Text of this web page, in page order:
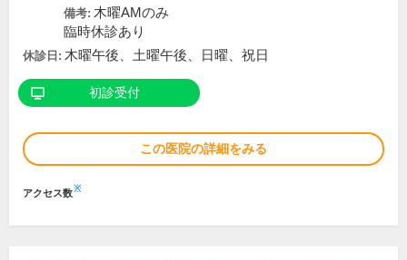
備考: 木曜AMのみ
臨時休診あり
休診日: 木曜午後、土曜午後、日曜、祝日
初診受付
この医院の詳細をみる
アクセス数※